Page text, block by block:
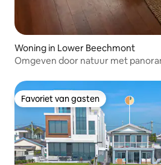
Woning in Lower Beechmont
Omgeven door natuur met
Favoriet van gasten
Favoriet van gasten